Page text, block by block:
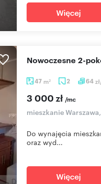
Więcej
47 m2 2 64
Nowoczesne 2-
3 000 zł /mc
mieszkanie
Do wynajęcia
oraz wyd...
Więcej